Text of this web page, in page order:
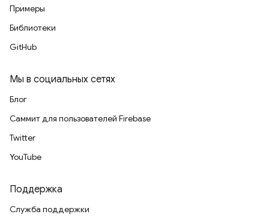
Примеры
Библиотеки
GitHub
Мы в социальных сетях
Блог
Саммит для пользователей Firebase
Twitter
YouTube
Поддержка
Служба поддержки